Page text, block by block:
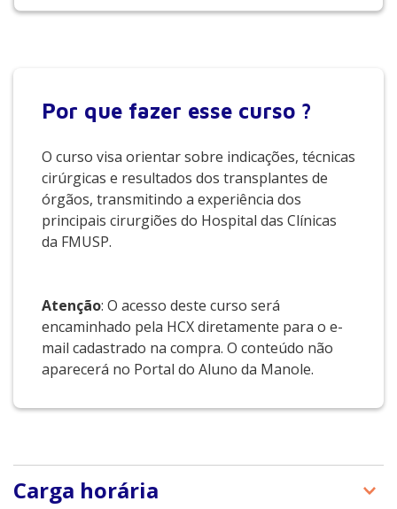
Por que fazer esse curso ?
O curso visa orientar sobre indicações, técnicas
cirúrgicas e resultados dos transplantes de
órgãos, transmitindo a experiência dos
principais cirurgiões do Hospital das Clínicas
da FMUSP.
Atenção: O acesso deste curso será
encaminhado pela HCX diretamente para o e-
mail cadastrado na compra. O conteúdo não
aparecerá no Portal do Aluno da Manole.
Carga horária